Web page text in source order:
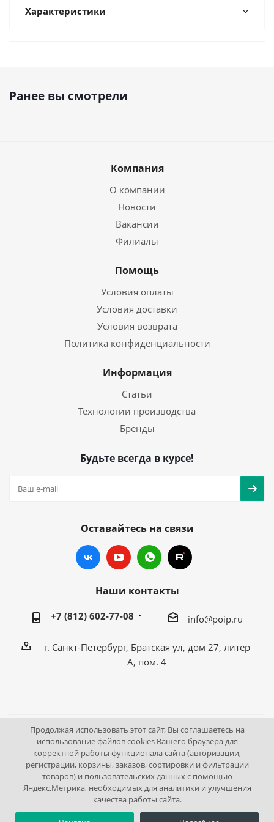
Характеристики
Ранее вы смотрели
Компания
О компании
Новости
Вакансии
Филиалы
Помощь
Условия оплаты
Условия доставки
Условия возврата
Политика конфиденциальности
Информация
Статьи
Технологии производства
Бренды
Будьте всегда в курсе!
Оставайтесь на связи
Наши контакты
+7 (812) 602-77-08 info@poip.ru
г. Санкт-Петербург, Братская ул, дом 27, литер
А, пом. 4
2009 - 2026 © Промышленное оборудование Интернет
портал.
195043, г. Санкт-Петербург, Братская ул, дом 27, литер А,
пом. 4
Продолжая использовать этот сайт, Вы соглашаетесь на
использование файлов cookies Вашего браузера для
корректной работы функционала сайта (авторизации,
регистрации, корзины, заказов, сортировки и фильтрации
товаров) и пользовательских данных с помощью
Яндекс.Метрика, необходимых для аналитики и улучшения
качества работы сайта.